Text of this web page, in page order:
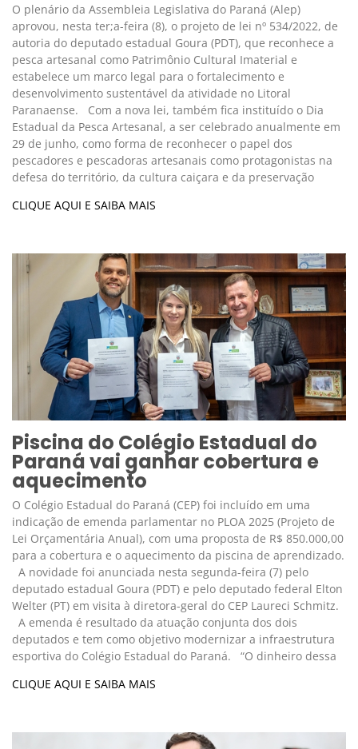
O plenário da Assembleia Legislativa do Paraná (Alep)
aprovou, nesta ter;a-feira (8), o projeto de lei nº 534/2022, de
autoria do deputado estadual Goura (PDT), que reconhece a
pesca artesanal como Patrimônio Cultural Imaterial e
estabelece um marco legal para o fortalecimento e
desenvolvimento sustentável da atividade no Litoral
Paranaense. Com a nova lei, também fica instituído o Dia
Estadual da Pesca Artesanal, a ser celebrado anualmente em
29 de junho, como forma de reconhecer o papel dos
pescadores e pescadoras artesanais como protagonistas na
defesa do território, da cultura caiçara e da preservação
CLIQUE AQUI E SAIBA MAIS
Piscina do Colégio Estadual do
Paraná vai ganhar cobertura e
aquecimento
O Colégio Estadual do Paraná (CEP) foi incluído em uma
indicação de emenda parlamentar no PLOA 2025 (Projeto de
Lei Orçamentária Anual), com uma proposta de R$ 850.000,00
para a cobertura e o aquecimento da piscina de aprendizado.
A novidade foi anunciada nesta segunda-feira (7) pelo
deputado estadual Goura (PDT) e pelo deputado federal Elton
Welter (PT) em visita à diretora-geral do CEP Laureci Schmitz.
A emenda é resultado da atuação conjunta dos dois
deputados e tem como objetivo modernizar a infraestrutura
esportiva do Colégio Estadual do Paraná. “O dinheiro dessa
CLIQUE AQUI E SAIBA MAIS